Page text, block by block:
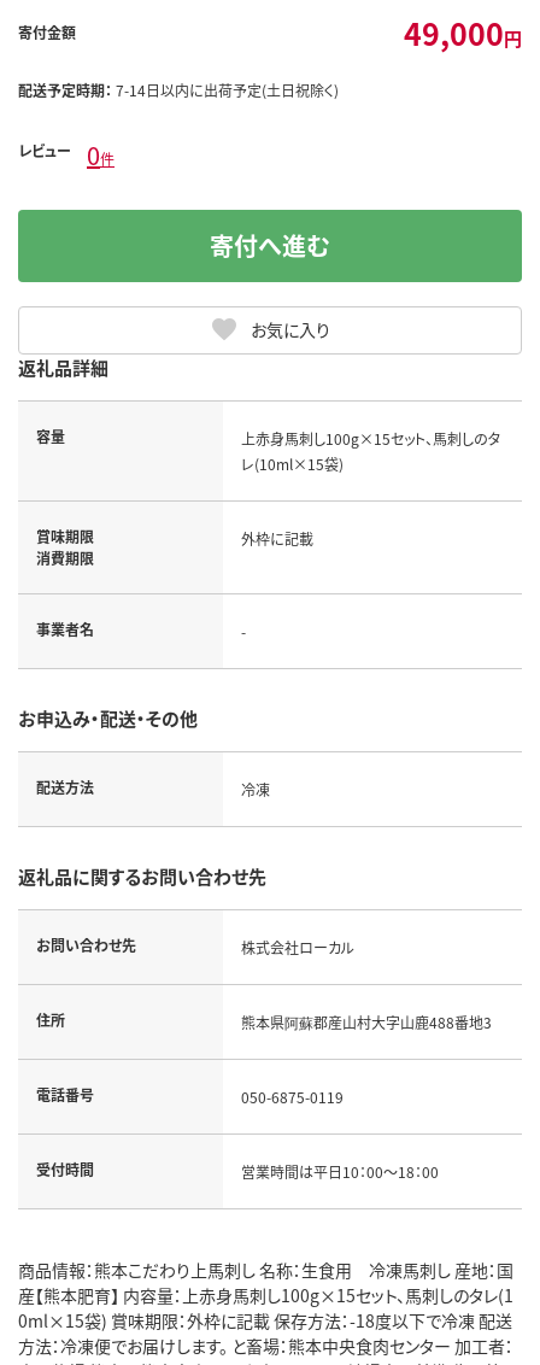
寄付金額 49,000円
配送予定時期： 7-14日以内に出荷予定(土日祝除く)
レビュー 0件
お気に入り
寄付へ進む
返礼品詳細
容量
上赤身馬刺し100g×15セット、馬刺しのタ
レ(10ml×15袋)
賞味期限
消費期限
外枠に記載
事業者名 -
お申込み・配送・その他
配送方法 冷凍
返礼品に関するお問い合わせ先
お問い合わせ先 株式会社ローカル
住所 熊本県阿蘇郡産山村大字山鹿488番地3
電話番号 050-6875-0119
受付時間 営業時間は平日10：00～18：00
商品情報：熊本こだわり上馬刺し 名称：生食用 冷凍馬刺し 産地：国
産【熊本肥育】 内容量：上赤身馬刺し100g×15セット、馬刺しのタレ(1
0ml×15袋) 賞味期限：外枠に記載 保存方法：-18度以下で冷凍 配送
方法：冷凍便でお届けします。 と畜場：熊本中央食肉センター 加工者：